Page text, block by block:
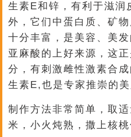
生素E和锌，有利于滋润
外，它们中蛋白质、矿
十分丰富，是美容、美
亚麻酸的上好来源，这
分，有刺激雌性激素合
生素E,也是专家推崇的美
制作方法非常简单，取
米，小火炖熟，撒上核